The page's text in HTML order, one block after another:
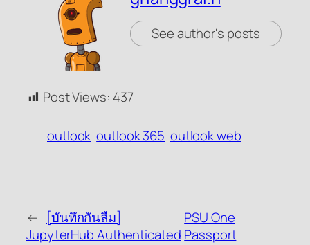
See author's posts
Post Views: 437
outlook outlook 365 outlook web
← [บันทึกกันลืม]
JupyterHub Authenticated
PSU One
Passport